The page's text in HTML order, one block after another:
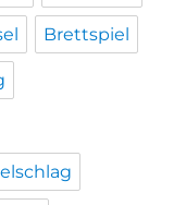
Brettspiel